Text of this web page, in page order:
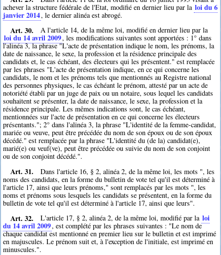
achever la structure fédérale de l'Etat, modifié en dernier lieu par la loi du 6
janvier 2014, le dernier alinéa est abrogé.
Art. 30. A l'article 14, de la même loi, modifié en dernier lieu par la
loi du 14 avril 2009, les modifications suivantes sont apportées : 1° dans
l'alinéa 3, la phrase "L'acte de présentation indique le nom, les prénoms, la
date de naissance, le sexe, la profession et la résidence principale des
candidats et, le cas échéant, des électeurs qui les présentent." est remplacée
par les phrases "L'acte de présentation indique, en ce qui concerne les
candidats, le nom et les prénoms tels que mentionnés au Registre national
des personnes physiques, le cas échéant le prénom, attesté par un acte de
notoriété établi par un juge de paix ou un notaire, sous lequel les candidats
souhaitent se présenter, la date de naissance, le sexe, la profession et la
résidence principale. Les mêmes indications sont, le cas échéant,
mentionnées sur l'acte de présentation en ce qui concerne les électeurs
présentants."; 2° dans l'alinéa 3, la phrase "L'identité de la femme-candidat,
mariée ou veuve, peut être précédée du nom de son époux ou de son époux
décédé." est remplacée par la phrase "L'identité du (de la) candidat(e),
marié(e) ou veuf(ve), peut être précédée ou suivie du nom de son conjoint
ou de son conjoint décédé.".
Art. 31.
Dans l'article 16, § 2, alinéa 2, de la même loi, les mots ", les
noms des candidats, en la forme du bulletin de vote tel qu'il est déterminé à
l'article 17, ainsi que leurs prénoms," sont remplacés par les mots ", les
noms et prénoms sous lesquels les candidats se présentent, en la forme du
bulletin de vote tel qu'il est déterminé à l'article 17, ainsi que leurs".
Art. 32. L'article 17, § 2, alinéa 2, de la même loi, modifié par la loi
du 14 avril 2009, est complété par les phrases suivantes : "Le nom de
chaque candidat est mentionné en premier lieu sur le bulletin et est imprimé
en majuscules. Le prénom suit et, à l'exception de l'initiale, est imprimé en
minuscules.".